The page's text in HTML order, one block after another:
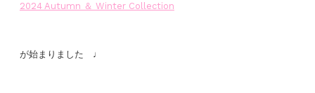
2024 Autumn ＆ Winter Collection
が始まりました ♩